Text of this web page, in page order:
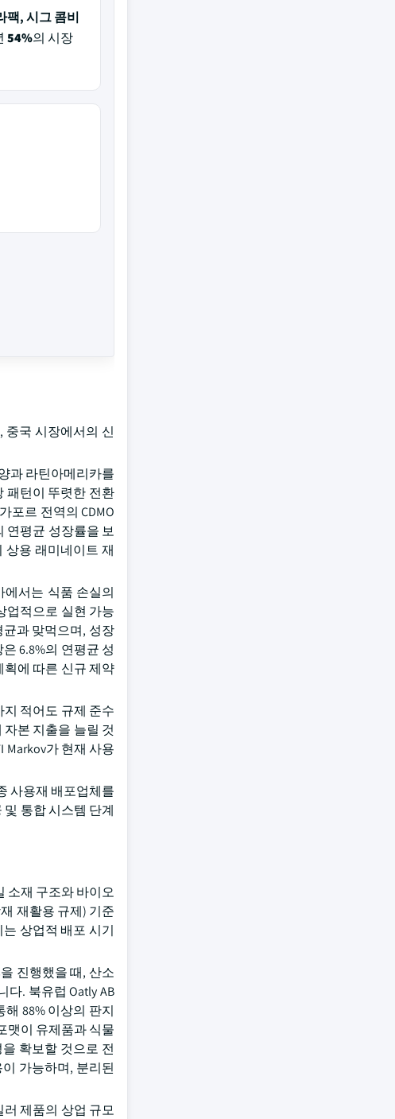
팩, 시그 콤비
54%의 시장
중국 시장에서의 신
과 라틴아메리카를
패턴이 뚜렷한 전환
포르 전역의 CDMO
연평균 성장률을 보
상용 래미네이트 재
서는 식품 손실의
업적으로 실현 가능
과 맞먹으며, 성장
6.8%의 연평균 성
에 따른 신규 제약
지 적어도 규제 준수
본 지출을 늘릴 것
Markov가 현재 사용
사용재 배포업체를
통합 시스템 단계
소재 구조와 바이오
재활용 규제) 기준
상업적 배포 시기
진행했을 때, 산소
다. 북유럽 Oatly AB
88% 이상의 판지
맷이 유제품과 식물
확보할 것으로 전
가능하며, 분리된
제품의 상업 규모